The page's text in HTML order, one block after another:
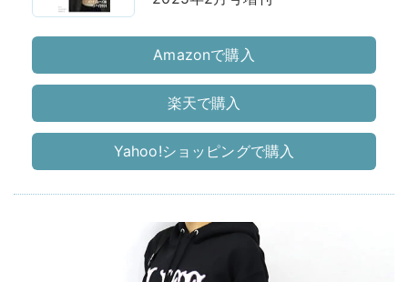
Amazonで購入
楽天で購入
Yahoo!ショッピングで購入